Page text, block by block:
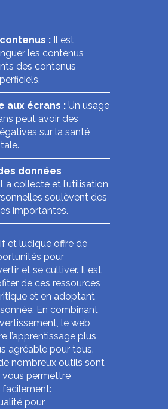
: Il est
les contenus
des contenus
aux écrans : Un usage
peut avoir des
sur la santé
données
La collecte et l’utilisation
soulèvent des
importantes.
et ludique offre de
pour
et se cultiver. Il est
de ces ressources
et en adoptant
En combinant
le web
l’apprentissage plus
agréable pour tous.
nombreux outils sont
vous permettre
facilement:
pour